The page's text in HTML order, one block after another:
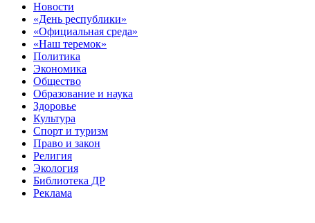
Новости
«День республики»
«Официальная среда»
«Наш теремок»
Политика
Экономика
Общество
Образование и наука
Здоровье
Культура
Спорт и туризм
Право и закон
Религия
Экология
Библиотека ДР
Реклама